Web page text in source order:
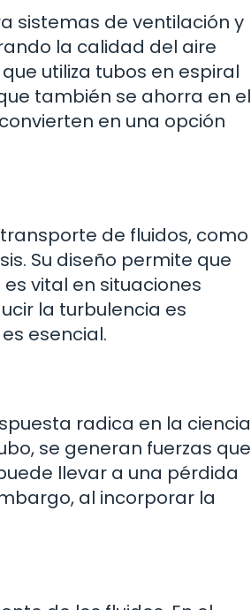
sistemas de ventilación y
la calidad del aire
utiliza tubos en espiral
también se ahorra en el
en una opción
de fluidos, como
Su diseño permite que
vital en situaciones
la turbulencia es
esencial.
radica en la ciencia
se generan fuerzas que
llevar a una pérdida
al incorporar la